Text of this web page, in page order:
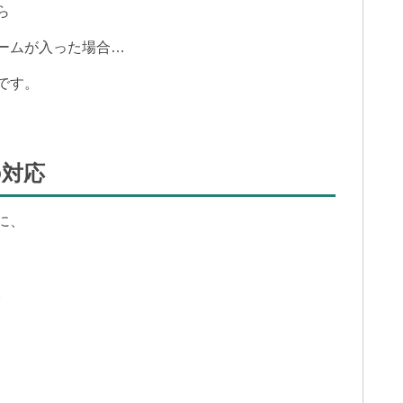
ムが入った場合…
す。
応
、